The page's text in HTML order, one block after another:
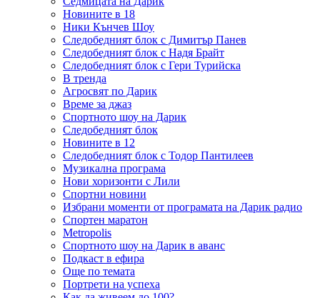
Новините в 18
Ники Кънчев Шоу
Следобедният блок с Димитър Панев
Следобедният блок с Надя Брайт
Следобедният блок с Гери Турийска
В тренда
Агросвят по Дарик
Време за джаз
Спортното шоу на Дарик
Следобедният блок
Новините в 12
Следобедният блок с Тодор Пантилеев
Музикална програма
Нови хоризонти с Лили
Спортни новини
Избрани моменти от програмата на Дарик радио
Спортен маратон
Metropolis
Спортното шоу на Дарик в аванс
Подкаст в ефира
Още по темата
Портрети на успеха